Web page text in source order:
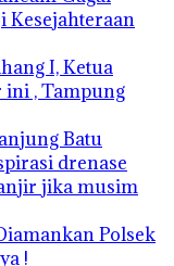
Kesejahteraan
I, Ketua
ini , Tampung
Batu
drenase
jika musim
Polsek
!